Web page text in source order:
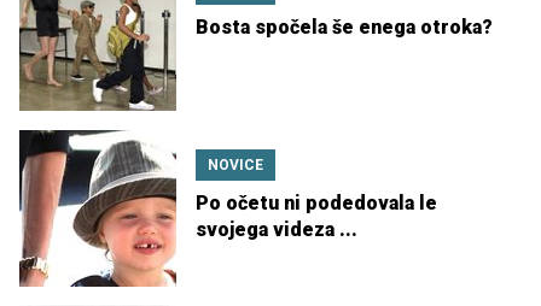
Bosta spočela še enega otroka?
NOVICE
Po očetu ni podedovala le
svojega videza ...